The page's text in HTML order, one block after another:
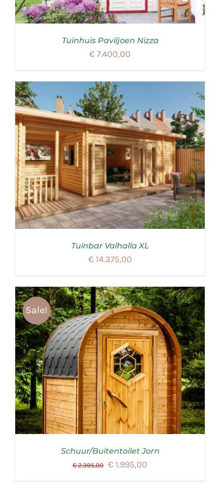
Tuinhuis Paviljoen Nizza
€7.400,00
Tuinbar Valhalla XL
€14.375,00
Sale!
Schuur/Buitentoilet Jorn
€2.395,00 Oorspronkelijke
€ 1.995,00